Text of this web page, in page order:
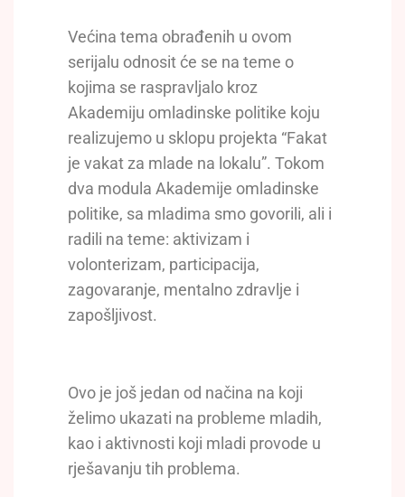
Većina tema obrađenih u ovom
serijalu odnosit će se na teme o
kojima se raspravljalo kroz
Akademiju omladinske politike koju
realizujemo u sklopu projekta “Fakat
je vakat za mlade na lokalu”. Tokom
dva modula Akademije omladinske
politike, sa mladima smo govorili, ali i
radili na teme: aktivizam i
volonterizam, participacija,
zagovaranje, mentalno zdravlje i
zapošljivost.
Ovo je još jedan od načina na koji
želimo ukazati na probleme mladih,
kao i aktivnosti koji mladi provode u
rješavanju tih problema.